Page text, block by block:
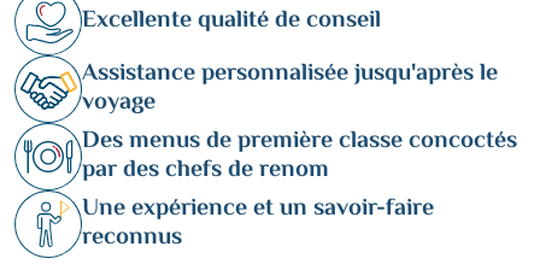
Excellente qualité de conseil
Assistance personnalisée jusqu'après le
voyage
Des menus de première classe concoctés
par des chefs de renom
Une expérience et un savoir-faire
reconnus